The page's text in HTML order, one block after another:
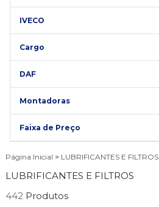
IVECO
Cargo
DAF
Montadoras
Faixa de Preço
Página Inicial > LUBRIFICANTES E FILTROS
LUBRIFICANTES E FILTROS
442